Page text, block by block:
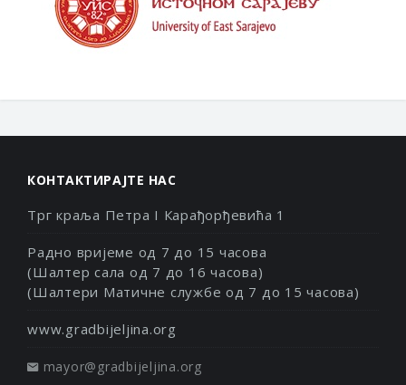
КОНТАКТИРАЈТЕ НАС
Трг краља Петра I Карађорђевића 1
Радно вријеме од 7 до 15 часова
(Шалтер сала од 7 до 16 часова)
(Шалтери Матичне службе од 7 до 15 часова)
www.gradbijeljina.org
mayor@gradbijeljina.org